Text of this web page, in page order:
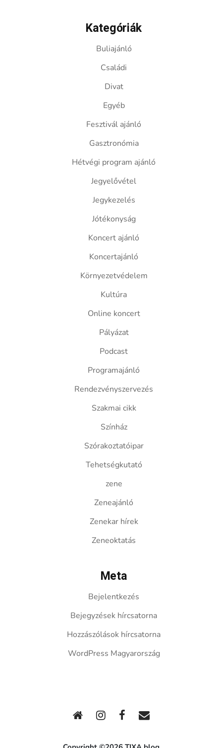
Kategóriák
Buliajánló
Családi
Divat
Egyéb
Fesztivál ajánló
Gasztronómia
Hétvégi program ajánló
Jegyelővétel
Jegykezelés
Jótékonyság
Koncert ajánló
Koncertajánló
Környezetvédelem
Kultúra
Online koncert
Pályázat
Podcast
Programajánló
Rendezvényszervezés
Szakmai cikk
Színház
Szórakoztatóipar
Tehetségkutató
zene
Zeneajánló
Zenekar hírek
Zeneoktatás
Meta
Bejelentkezés
Bejegyzések hírcsatorna
Hozzászólások hírcsatorna
WordPress Magyarország